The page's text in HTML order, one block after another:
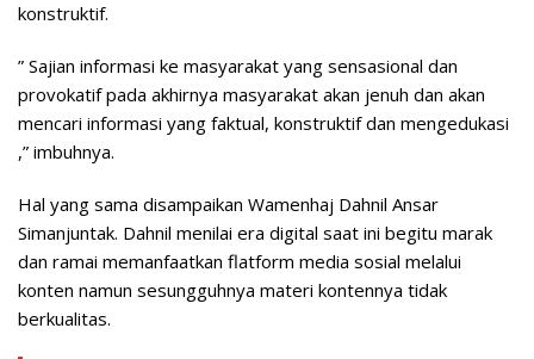
konstruktif.
” Sajian informasi ke masyarakat yang sensasional dan
provokatif pada akhirnya masyarakat akan jenuh dan akan
mencari informasi yang faktual, konstruktif dan mengedukasi
,” imbuhnya.
Hal yang sama disampaikan Wamenhaj Dahnil Ansar
Simanjuntak. Dahnil menilai era digital saat ini begitu marak
dan ramai memanfaatkan flatform media sosial melalui
konten namun sesungguhnya materi kontennya tidak
berkualitas.